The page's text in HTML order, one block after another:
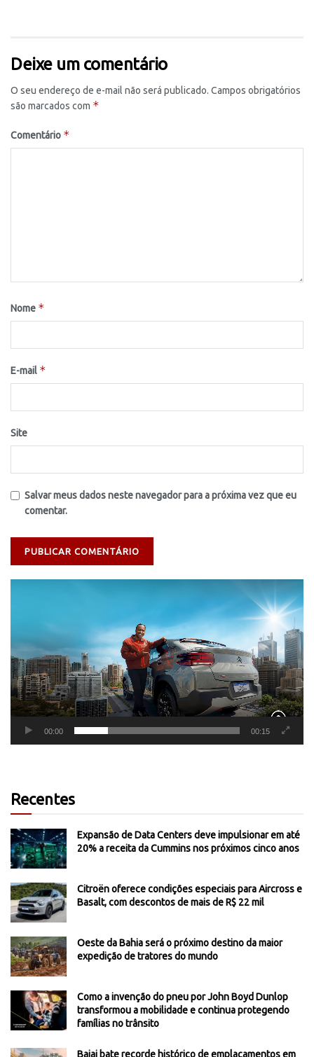
Deixe um comentário
O seu endereço de e-mail não será publicado. Campos obrigatórios
são marcados com *
Comentário *
Nome *
E-mail *
Site
Salvar meus dados neste navegador para a próxima vez que eu
comentar.
00:00 00:15
Recentes
Expansão de Data Centers deve impulsionar em até
20% a receita da Cummins nos próximos cinco anos
Citroën oferece condições especiais para Aircross e
Basalt, com descontos de mais de R$ 22 mil
Oeste da Bahia será o próximo destino da maior
expedição de tratores do mundo
Como a invenção do pneu por John Boyd Dunlop
transformou a mobilidade e continua protegendo
famílias no trânsito
Bajaj bate recorde histórico de emplacamentos em